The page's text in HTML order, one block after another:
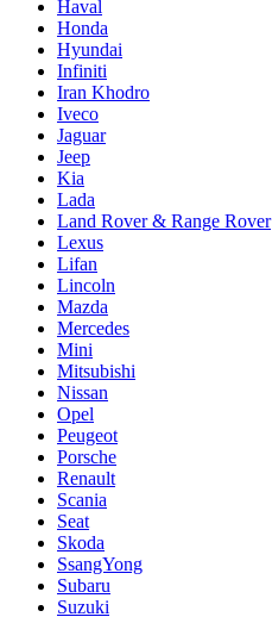
Haval
Honda
Hyundai
Infiniti
Iran Khodro
Iveco
Jaguar
Jeep
Kia
Lada
Land Rover & Range Rover
Lexus
Lifan
Lincoln
Mazda
Mercedes
Mini
Mitsubishi
Nissan
Opel
Peugeot
Porsche
Renault
Scania
Seat
Skoda
SsangYong
Subaru
Suzuki